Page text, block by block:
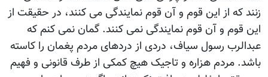
زنند که از اين قوم و آن قوم نمايندگی می کنند، در حقيقت از
اين قوم و آن قوم نمايندگی نمی کنند. گمان نمی کنم که
عبدالرب رسول سياف، دردی از دردهای مردم پغمان را کاسته
باشد. مردم هزاره و تاجيک هيچ کمکی از طرف قانونی و فهيم